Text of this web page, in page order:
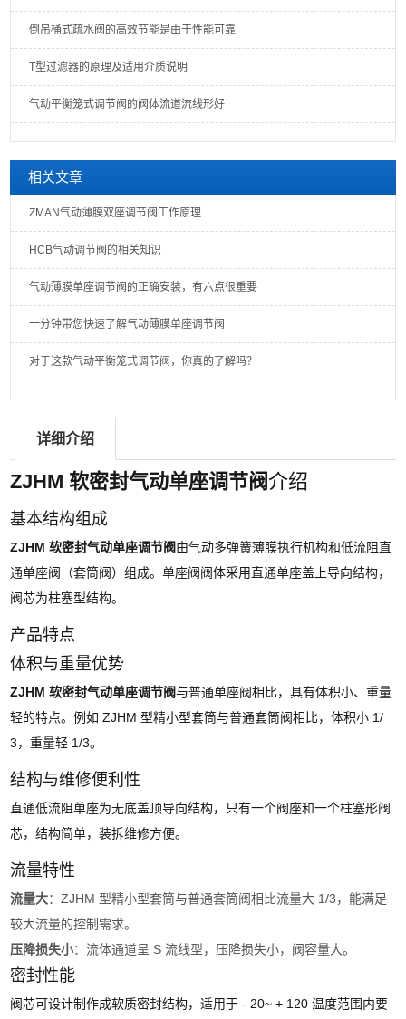
倒吊桶式疏水阀的高效节能是由于性能可靠
T型过滤器的原理及适用介质说明
气动平衡笼式调节阀的阀体流道流线形好
相关文章
ZMAN气动薄膜双座调节阀工作原理
HCB气动调节阀的相关知识
气动薄膜单座调节阀的正确安装，有六点很重要
一分钟带您快速了解气动薄膜单座调节阀
对于这款气动平衡笼式调节阀，你真的了解吗？
详细介绍
ZJHM 软密封气动单座调节阀介绍
基本结构组成
ZJHM 软密封气动单座调节阀由气动多弹簧薄膜执行机构和低流阻直
通单座阀（套筒阀）组成。单座阀阀体采用直通单座盖上导向结构，
阀芯为柱塞型结构。
产品特点
体积与重量优势
ZJHM 软密封气动单座调节阀与普通单座阀相比，具有体积小、重量
轻的特点。例如 ZJHM 型精小型套筒与普通套筒阀相比，体积小 1/
3，重量轻 1/3。
结构与维修便利性
直通低流阻单座为无底盖顶导向结构，只有一个阀座和一个柱塞形阀
芯，结构简单，装拆维修方便。
流量特性
流量大：ZJHM 型精小型套筒与普通套筒阀相比流量大 1/3，能满足
较大流量的控制需求。
压降损失小：流体通道呈 S 流线型，压降损失小，阀容量大。
密封性能
阀芯可设计制作成软质密封结构，适用于 - 20~ + 120 温度范围内要